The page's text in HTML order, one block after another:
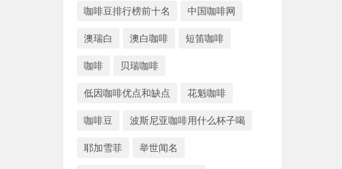
咖啡豆排行榜前十名 中国咖啡网
澳瑞白 澳白咖啡 短笛咖啡
咖啡 贝瑞咖啡
低因咖啡优点和缺点 花魁咖啡
咖啡豆 波斯尼亚咖啡用什么杯子喝
耶加雪菲 举世闻名